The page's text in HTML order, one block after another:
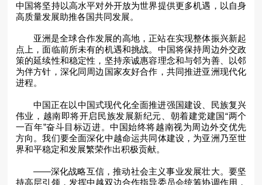
中国将坚持以高水平对外开放为世界提供更多机遇，以自身
高质量发展助推各国共同发展。
亚洲是全球合作发展的高地，正站在实现整体振兴新起
点上，面临前所未有的机遇和挑战。中国将保持周边外交政
策的延续性和稳定性，坚持亲诚惠容理念和与邻为善、以邻
为伴方针，深化同周边国家友好合作，共同推进亚洲现代化
进程。
中国正在以中国式现代化全面推进强国建设、民族复兴
伟业，越南即将开启民族发展新纪元、朝着建党建国“两个
一百年”奋斗目标迈进。中国始终将越南视为周边外交优先
方向。我们要全面深化中越命运共同体建设，为亚洲乃至世
界和平稳定和发展繁荣作出积极贡献。
——深化战略互信，推动社会主义事业发展壮大。要坚
持高层引领，发挥中越双边合作指导委员会统筹协调作用，